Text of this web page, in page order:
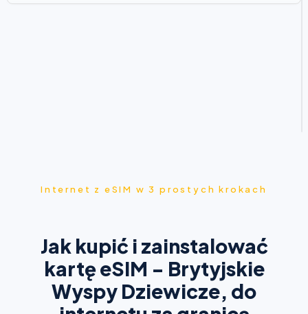
Internet z eSIM w 3 prostych krokach
Jak kupić i zainstalować
kartę eSIM - Brytyjskie
Wyspy Dziewicze, do